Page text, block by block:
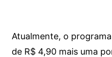
Atualmente, o
de R$ 4,90 mais uma